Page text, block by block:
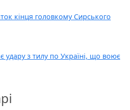
кінця головкому Сирського
удару з тилу по Україні, що воює